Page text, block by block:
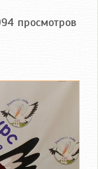
просмотров